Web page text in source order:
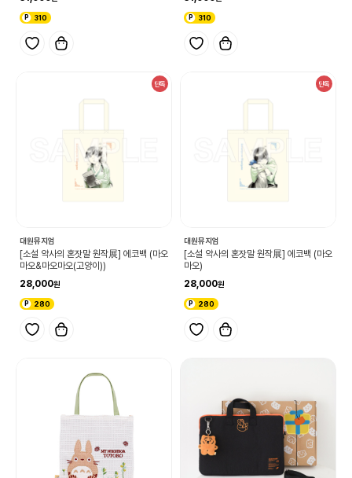
310 310
단독
대원뮤지엄
[소설 약사의 혼잣말 원작展] 에코백 (마오
마오&마오마오(고양이))
28,000
280
단독
대원뮤지엄
[소설 약사의 혼잣말 원작展] 에코백 (마오
마오)
28,000
280